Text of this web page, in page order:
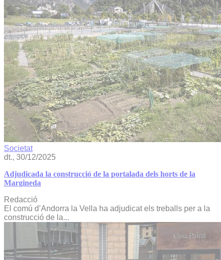
Societat
dt., 30/12/2025
Adjudicada la construcció de la portalada dels horts de la
Margineda
Redacció
El comú d’Andorra la Vella ha adjudicat els treballs per a la
construcció de la...